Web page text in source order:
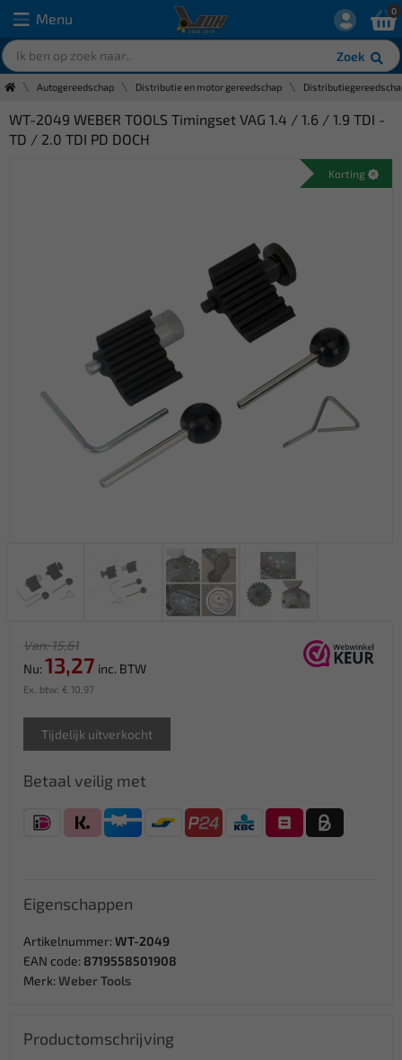
Menu
Zoek
0
Autogereedschap Distributie en motor gereedschap
WT-2049 WEBER TOOLS Timingset VAG 1.4 / 1.6 / 1.9 TDI -
TD / 2.0 TDI PD DOCH
Korting
Van: 15,61
Nu: 13,27 inc. BTW
Ex. btw: € 10,97
Tijdelijk uitverkocht
Betaal veilig met
Eigenschappen
Artikelnummer: WT-2049
EAN code: 8719558501908
Merk: Weber Tools
Productomschrijving